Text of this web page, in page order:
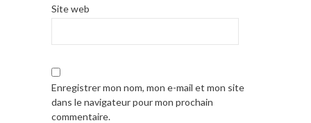
Site web
Enregistrer mon nom, mon e-mail et mon site
dans le navigateur pour mon prochain
commentaire.